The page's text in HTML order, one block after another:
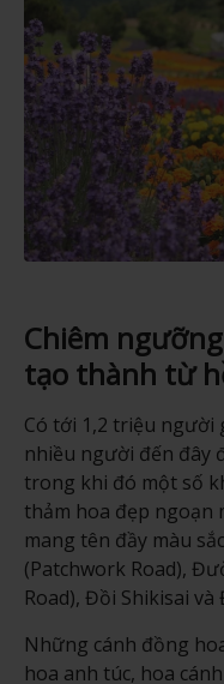
Chiêm
tạo thành từ
Có tới 1,2 triệu người
nhiều người đến đây
trong khi đó một số
thảm hoa đẹp ngoạn
mang tên đầy màu
(Patchwork Road),
Road), Đồi Shikisai
Những cánh đồng
hoa anh túc, hoa